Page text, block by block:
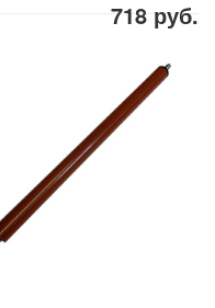
718 руб.